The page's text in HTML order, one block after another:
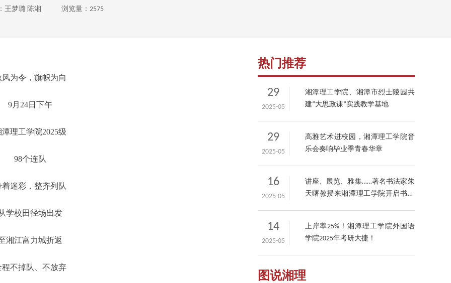
王梦璐 陈湘 浏览量：2575
风为令，旗帜为向
9月24日下午
潭理工学院2025级
98个连队
着迷彩，整齐列队
学校田径场出发
湘江富力城折返
程不掉队、不放弃
热门推荐
29
2025-05
湘潭理工学院、湘潭市烈士陵园共
建“大思政课”实践教学基地
29
2025-05
高雅艺术进校园，湘潭理工学院音
乐会奏响毕业季青春华章
16
2025-05
讲座、展览、雅集……著名书法家朱
天曙教授来湘潭理工学院开启书画
14
2025-05
上岸率25%！湘潭理工学院外国语
学院2025年考研大捷！
图说湘理